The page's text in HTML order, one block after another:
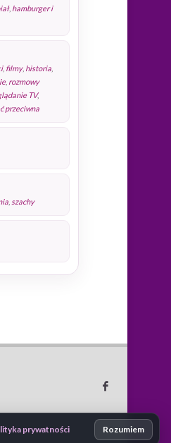
, hamburger i
, filmy, historia
, rozmowy
TV,
przeciwna
szachy
prywatności Rozumiem